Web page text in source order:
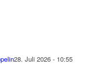
28. Juli 2026 - 10:55